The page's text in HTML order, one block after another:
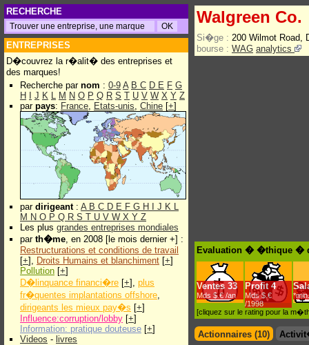
RECHERCHE
ENTREPRISES
D�couvrez la r�alit� des entreprises et
des marques!
Recherche par nom : 0-9 A B C D E F G
H
J K L M N O P Q R S T U V W X Y Z
par pays: France, Etats-unis, Chine [+]
par dirigeant: A B C D E F G H J K L
M N O P Q R S T U V W X Y Z
Les plus grandes entreprises mondiales
par th�me, en 2008 [le mois dernier +] :
Restructurations et conditions de travail
[+], Droits Humains et blanchiment [+]
Pollution [+]
D�linquance financi�re [+], plus
fr�quentes implantations offshore,
dirigeants les mieux pay�s [+]
Influence:corruption/lobby [+]
Information: pratique douteuse [+]
Videos - livres
Walgreen Co.
Si�ge : 200 Wilmot Road,
bourse : WAG analytics
Evaluation � �thique �
Ventes 33
Mds $.€ /an
Profit 4
Mds $.€
/1998
*min.
[cliquez sur le rating pour la
Actionnaires (10)